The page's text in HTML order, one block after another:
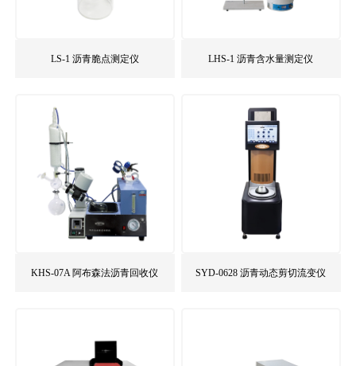
LS-1 沥青脆点测定仪 LHS-1 沥青含水量测定仪
KHS-07A 阿布森法沥青回收仪 SYD-0628 沥青动态剪切流变仪